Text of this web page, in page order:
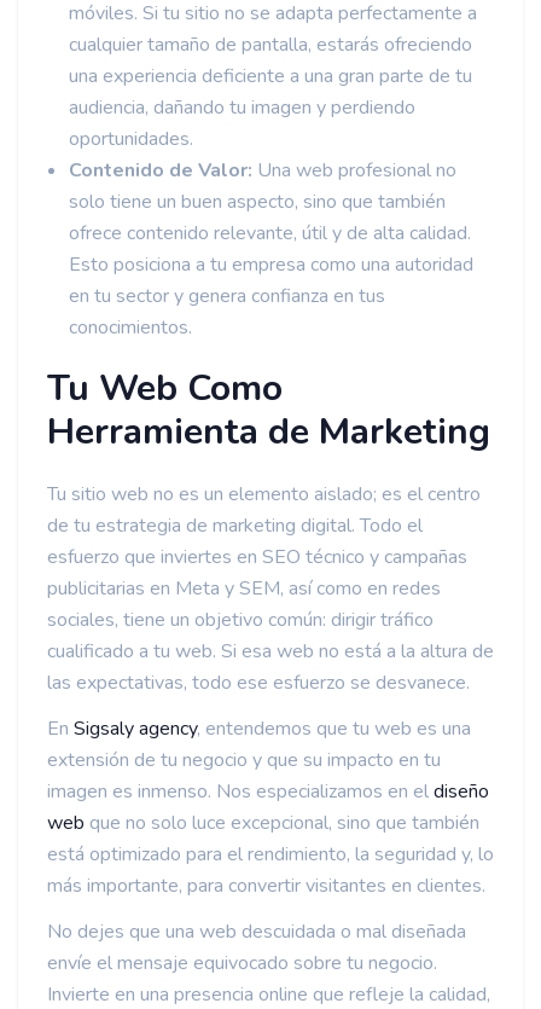
móviles. Si tu sitio no se adapta perfectamente a
cualquier tamaño de pantalla, estarás ofreciendo
una experiencia deficiente a una gran parte de tu
audiencia, dañando tu imagen y perdiendo
oportunidades.
Contenido de Valor: Una web profesional no
solo tiene un buen aspecto, sino que también
ofrece contenido relevante, útil y de alta calidad.
Esto posiciona a tu empresa como una autoridad
en tu sector y genera confianza en tus
conocimientos.
Tu Web Como
Herramienta de Marketing
Tu sitio web no es un elemento aislado; es el centro
de tu estrategia de marketing digital. Todo el
esfuerzo que inviertes en SEO técnico y campañas
publicitarias en Meta y SEM, así como en redes
sociales, tiene un objetivo común: dirigir tráfico
cualificado a tu web. Si esa web no está a la altura de
las expectativas, todo ese esfuerzo se desvanece.
En Sigsaly agency, entendemos que tu web es una
extensión de tu negocio y que su impacto en tu
imagen es inmenso. Nos especializamos en eldiseño
web que no solo luce excepcional, sino que también
está optimizado para el rendimiento, la seguridad y, lo
más importante, para convertir visitantes en clientes.
No dejes que una web descuidada o mal diseñada
envíe el mensaje equivocado sobre tu negocio.
Invierte en una presencia online que refleje la calidad,